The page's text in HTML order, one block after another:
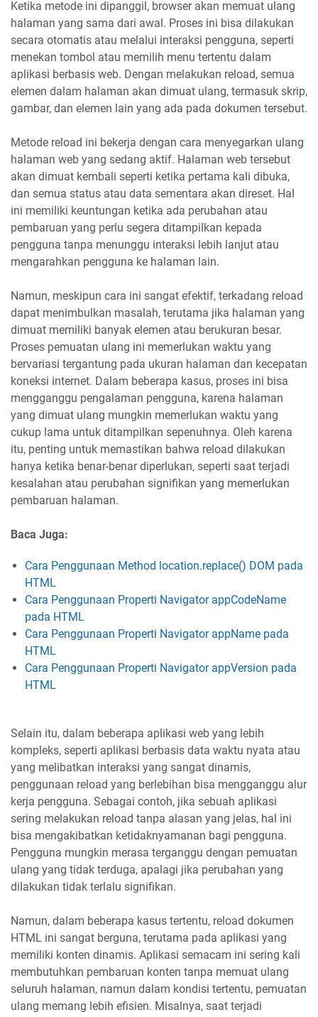
Ketika metode ini dipanggil, browser akan memuat ulang
halaman yang sama dari awal. Proses ini bisa dilakukan
secara otomatis atau melalui interaksi pengguna, seperti
menekan tombol atau memilih menu tertentu dalam
aplikasi berbasis web. Dengan melakukan reload, semua
elemen dalam halaman akan dimuat ulang, termasuk skrip,
gambar, dan elemen lain yang ada pada dokumen tersebut.
Metode reload ini bekerja dengan cara menyegarkan ulang
halaman web yang sedang aktif. Halaman web tersebut
akan dimuat kembali seperti ketika pertama kali dibuka,
dan semua status atau data sementara akan direset. Hal
ini memiliki keuntungan ketika ada perubahan atau
pembaruan yang perlu segera ditampilkan kepada
pengguna tanpa menunggu interaksi lebih lanjut atau
mengarahkan pengguna ke halaman lain.
Namun, meskipun cara ini sangat efektif, terkadang reload
dapat menimbulkan masalah, terutama jika halaman yang
dimuat memiliki banyak elemen atau berukuran besar.
Proses pemuatan ulang ini memerlukan waktu yang
bervariasi tergantung pada ukuran halaman dan kecepatan
koneksi internet. Dalam beberapa kasus, proses ini bisa
mengganggu pengalaman pengguna, karena halaman
yang dimuat ulang mungkin memerlukan waktu yang
cukup lama untuk ditampilkan sepenuhnya. Oleh karena
itu, penting untuk memastikan bahwa reload dilakukan
hanya ketika benar-benar diperlukan, seperti saat terjadi
kesalahan atau perubahan signifikan yang memerlukan
pembaruan halaman.
Baca Juga:
Cara Penggunaan Method location.replace() DOM pada
HTML
Cara Penggunaan Properti Navigator appCodeName
pada HTML
Cara Penggunaan Properti Navigator appName pada
HTML
Cara Penggunaan Properti Navigator appVersion pada
HTML
Selain itu, dalam beberapa aplikasi web yang lebih
kompleks, seperti aplikasi berbasis data waktu nyata atau
yang melibatkan interaksi yang sangat dinamis,
penggunaan reload yang berlebihan bisa mengganggu alur
kerja pengguna. Sebagai contoh, jika sebuah aplikasi
sering melakukan reload tanpa alasan yang jelas, hal ini
bisa mengakibatkan ketidaknyamanan bagi pengguna.
Pengguna mungkin merasa terganggu dengan pemuatan
ulang yang tidak terduga, apalagi jika perubahan yang
dilakukan tidak terlalu signifikan.
Namun, dalam beberapa kasus tertentu, reload dokumen
HTML ini sangat berguna, terutama pada aplikasi yang
memiliki konten dinamis. Aplikasi semacam ini sering kali
membutuhkan pembaruan konten tanpa memuat ulang
seluruh halaman, namun dalam kondisi tertentu, pemuatan
ulang memang lebih efisien. Misalnya, saat terjadi